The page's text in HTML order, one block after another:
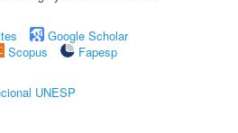
Google Scholar
Scopus
Fapesp
UNESP